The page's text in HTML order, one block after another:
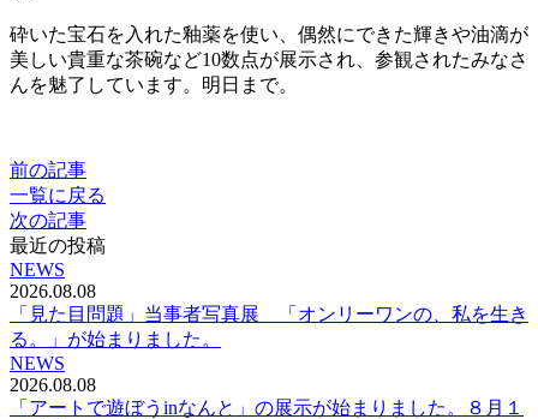
砕いた宝石を入れた釉薬を使い、偶然にできた輝きや油滴が
美しい貴重な茶碗など10数点が展示され、参観されたみなさ
んを魅了しています。明日まで。
前の記事
一覧に戻る
次の記事
最近の投稿
NEWS
2026.08.08
「見た目問題」当事者写真展 「オンリーワンの、私を生き
る。」が始まりました。
NEWS
2026.08.08
「アートで遊ぼうinなんと」の展示が始まりました。８月１